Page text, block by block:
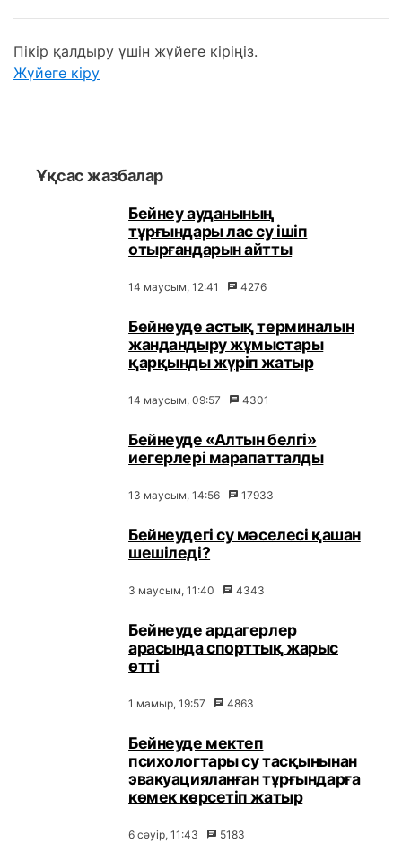
Пікір қалдыру үшін жүйеге кіріңіз.
Жүйеге кіру
Ұқсас жазбалар
Бейнеу ауданының
тұрғындары лас су ішіп
отырғандарын айтты
14 маусым, 12:41 4276
Бейнеуде астық терминалын
жандандыру жұмыстары
қарқынды жүріп жатыр
14 маусым, 09:57 4301
Бейнеуде «Алтын белгі»
иегерлері марапатталды
13 маусым, 14:56 17933
Бейнеудегі су мәселесі қашан
шешіледі?
3 маусым, 11:40 4343
Бейнеуде ардагерлер
арасында спорттық жарыс
өтті
1 мамыр, 19:57 4863
Бейнеуде мектеп
психологтары су тасқынынан
эвакуацияланған тұрғындарға
көмек көрсетіп жатыр
6 сәуір, 11:43 5183